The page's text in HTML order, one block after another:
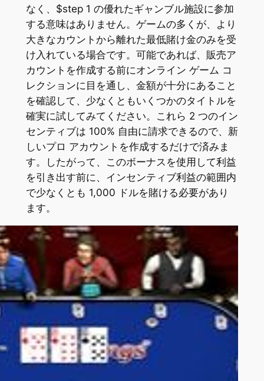
なく、$step 1 の優れたギャンブル施設に参加
する意味はありません。ゲームの多くが、より
大きなカウントから離れた最低賭け金のみを受
け入れている場合です。可能であれば、販売ア
カウントを作成する前にオンライン ゲーム コ
レクションに目を通し、金額が十分にあること
を確認して、少なくともいくつかのタイトルを
確実に試してみてください。これら 2 つのイン
センティブは 100% 自由に請求できるので、新
しいプロ アカウントを作成するだけで済みま
す。したがって、このボーナスを使用して利益
を引き出す前に、インセンティブ利益の範囲内
で少なくとも 1,000 ドルを賭ける必要があり
ます。